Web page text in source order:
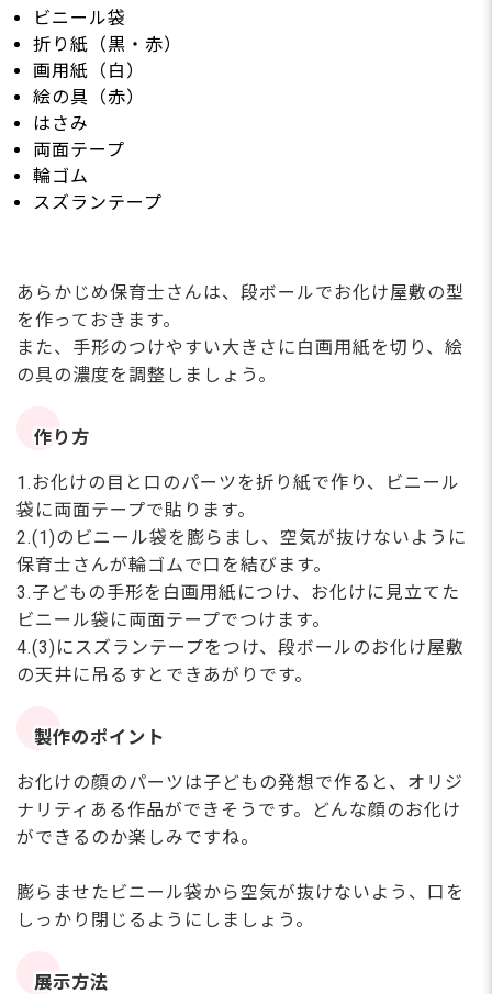
ビニール袋
折り紙（黒・赤）
画用紙（白）
絵の具（赤）
はさみ
両面テープ
輪ゴム
スズランテープ
あらかじめ保育士さんは、段ボールでお化け屋敷の型
を作っておきます。
また、手形のつけやすい大きさに白画用紙を切り、絵
の具の濃度を調整しましょう。
作り方
1.お化けの目と口のパーツを折り紙で作り、ビニール
袋に両面テープで貼ります。
2.(1)のビニール袋を膨らまし、空気が抜けないように
保育士さんが輪ゴムで口を結びます。
3.子どもの手形を白画用紙につけ、お化けに見立てた
ビニール袋に両面テープでつけます。
4.(3)にスズランテープをつけ、段ボールのお化け屋敷
の天井に吊るすとできあがりです。
製作のポイント
お化けの顔のパーツは子どもの発想で作ると、オリジ
ナリティある作品ができそうです。どんな顔のお化け
ができるのか楽しみですね。
膨らませたビニール袋から空気が抜けないよう、口を
しっかり閉じるようにしましょう。
展示方法